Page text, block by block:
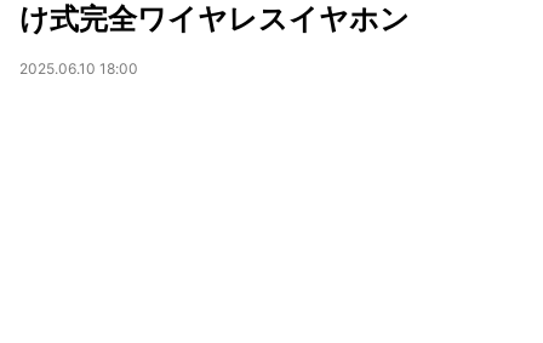
け式完全ワイヤレスイヤホン
2025.06.10 18:00